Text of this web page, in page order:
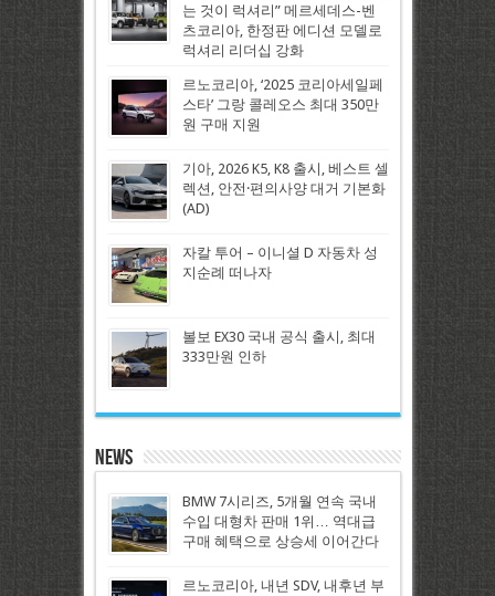
는 것이 럭셔리” 메르세데스-벤
츠코리아, 한정판 에디션 모델로
럭셔리 리더십 강화
르노코리아, ‘2025 코리아세일페
스타’ 그랑 콜레오스 최대 350만
원 구매 지원
기아, 2026 K5, K8 출시, 베스트 셀
렉션, 안전·편의사양 대거 기본화
(AD)
자칼 투어 – 이니셜 D 자동차 성
지순례 떠나자
볼보 EX30 국내 공식 출시, 최대
333만원 인하
News
BMW 7시리즈, 5개월 연속 국내
수입 대형차 판매 1위… 역대급
구매 혜택으로 상승세 이어간다
르노코리아, 내년 SDV, 내후년 부